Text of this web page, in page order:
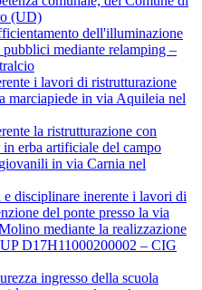
(UD)
dell'illuminazione
mediante relamping –
i lavori di ristrutturazione
marciapiede in via Aquileia nel
la ristrutturazione con
erba artificiale del campo
in via Carnia nel
e disciplinare inerente i lavori di
del ponte presso la via
mediante la realizzazione
D17H11000200002 – CIG
ingresso della scuola